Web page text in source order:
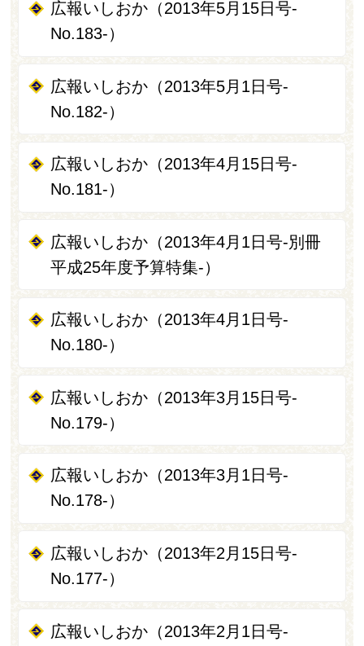
広報いしおか（2013年5月15日号-
No.183-）
広報いしおか（2013年5月1日号-
No.182-）
広報いしおか（2013年4月15日号-
No.181-）
広報いしおか（2013年4月1日号-別冊
平成25年度予算特集-）
広報いしおか（2013年4月1日号-
No.180-）
広報いしおか（2013年3月15日号-
No.179-）
広報いしおか（2013年3月1日号-
No.178-）
広報いしおか（2013年2月15日号-
No.177-）
広報いしおか（2013年2月1日号-